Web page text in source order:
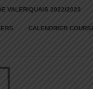
VALERIQUAIS 2022/2023
CALENDRIER